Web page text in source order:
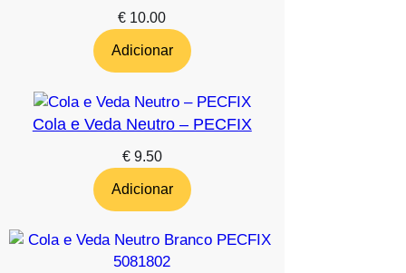
€ 10.00
Adicionar
Cola e Veda Neutro – PECFIX
€9.50
Adicionar